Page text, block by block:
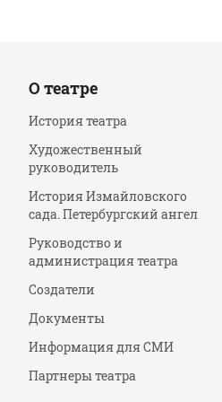
О театре
История театра
Художественный
руководитель
История Измайловского
сада. Петербургский ангел
Руководство и
администрация театра
Создатели
Документы
Информация для СМИ
Партнеры театра